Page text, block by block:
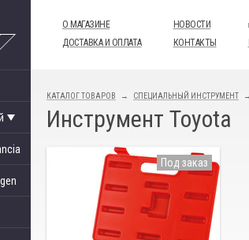
О МАГАЗИНЕ
ДОСТАВКА И ОПЛАТА
НОВОСТИ
КОНТАКТЫ
КАТАЛОГ ТОВАРОВ СПЕЦИАЛЬНЫЙ ИНСТРУМЕНТ
Инструмент Toyota
Под заказ